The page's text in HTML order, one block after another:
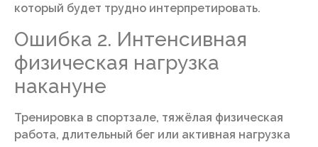
который будет трудно интерпретировать.
Ошибка 2. Интенсивная
физическая нагрузка
накануне
Тренировка в спортзале, тяжёлая физическая
работа, длительный бег или активная нагрузка